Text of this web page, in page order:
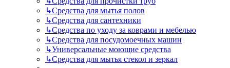
↳Средства для мытья полов
↳Средства для сантехники
↳Средства по уходу за коврами и мебелью
↳Средства для посудомоечных машин
↳Универсальные моющие средства
↳Средства для мытья стекол и зеркал